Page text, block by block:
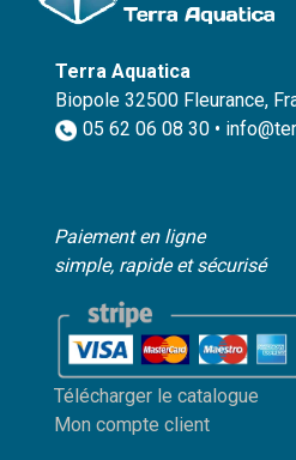
Terra Aquatica
Biopole 32500 Fleurance,
05 62 06 08 30 •
Paiement en ligne
simple, rapide et sécurisé
Télécharger le catalogue
Mon compte client